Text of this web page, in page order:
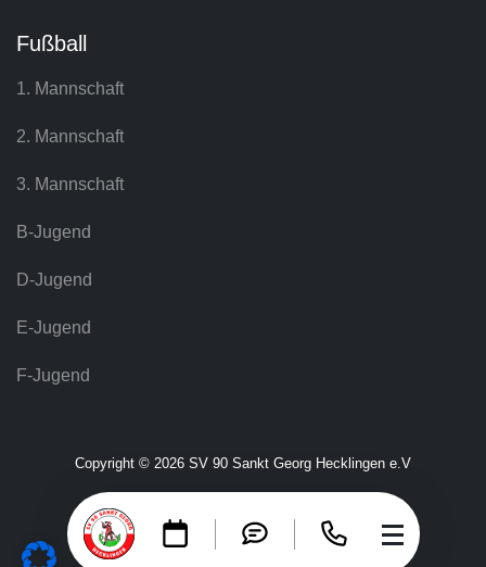
Fußball
1. Mannschaft
2. Mannschaft
3. Mannschaft
B-Jugend
D-Jugend
E-Jugend
F-Jugend
Copyright © 2026 SV 90 Sankt Georg Hecklingen e.V